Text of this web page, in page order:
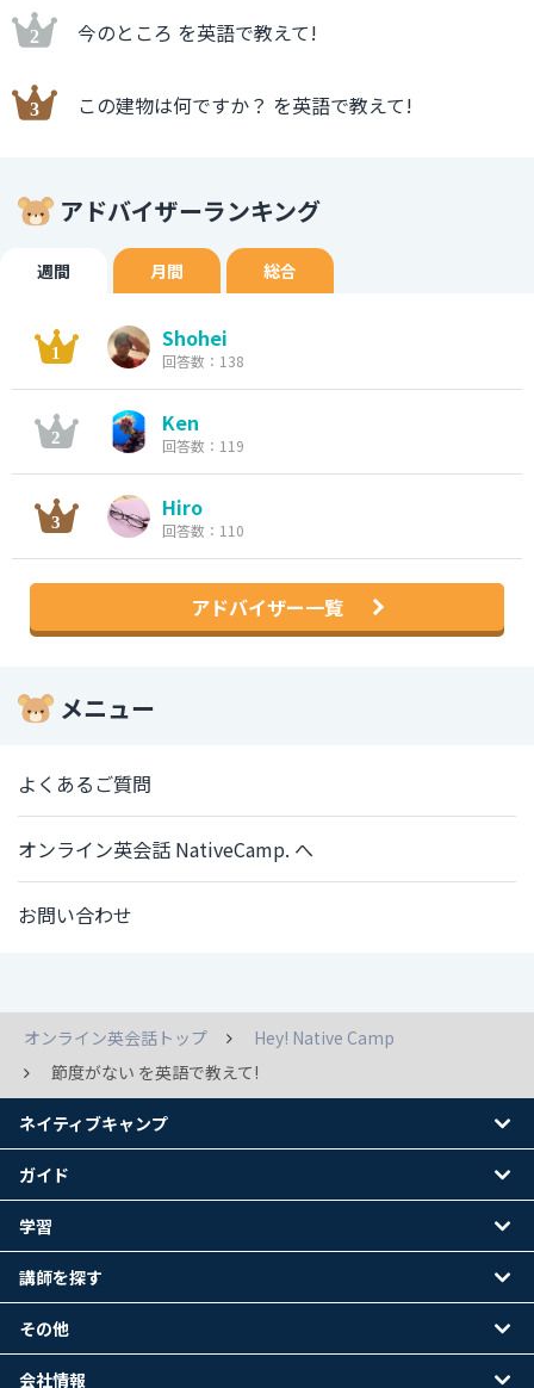
今のところ を英語で教えて!
この建物は何ですか？ を英語で教えて!
アドバイザーランキング
週間 月間 総合
Shohei
回答数：138
Ken
回答数：119
Hiro
回答数：110
アドバイザー一覧
メニュー
よくあるご質問
オンライン英会話 NativeCamp. へ
お問い合わせ
オンライン英会話トップ
Hey! Native Camp
節度がない を英語で教えて!
ネイティブキャンプ
ガイド
学習
講師を探す
その他
会社情報